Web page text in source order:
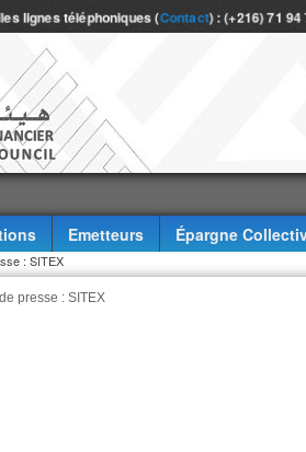
lignes téléphoniques (Contact) : (+216) 71
Emetteurs
Épargne
: SITEX
presse : SITEX